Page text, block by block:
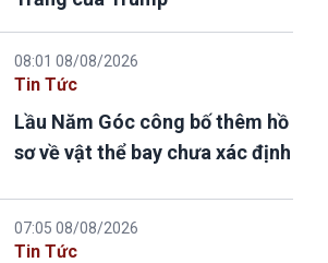
08:01 08/08/2026
Tin Tức
Lầu Năm Góc công bố thêm hồ
sơ về vật thể bay chưa xác định
07:05 08/08/2026
Tin Tức